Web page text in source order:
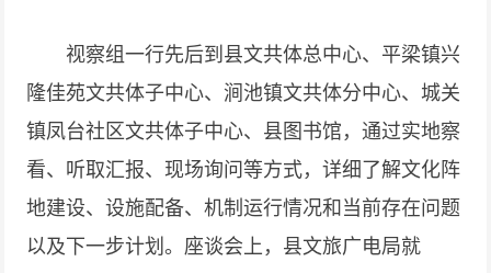
视察组一行先后到县文共体总中心、平梁镇兴
隆佳苑文共体子中心、涧池镇文共体分中心、城关
镇凤台社区文共体子中心、县图书馆，通过实地察
看、听取汇报、现场询问等方式，详细了解文化阵
地建设、设施配备、机制运行情况和当前存在问题
以及下一步计划。座谈会上，县文旅广电局就